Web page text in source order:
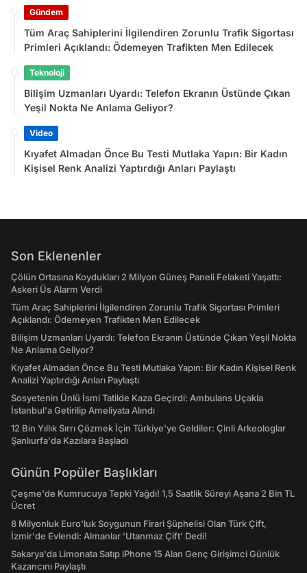
Gündem
Tüm Araç Sahiplerini İlgilendiren Zorunlu Trafik Sigortası
Primleri Açıklandı: Ödemeyen Trafikten Men Edilecek
Teknoloji
Bilişim Uzmanları Uyardı: Telefon Ekranın Üstünde Çıkan
Yeşil Nokta Ne Anlama Geliyor?
Video
Kıyafet Almadan Önce Bu Testi Mutlaka Yapın: Bir Kadın
Kişisel Renk Analizi Yaptırdığı Anları Paylaştı
Son Eklenenler
Çölün Ortasına Koydukları 2 Milyon Güneş Paneli Felaketi Yaşattı:
Askeri Üs Alarm Verdi
Tüm Araç Sahiplerini İlgilendiren Zorunlu Trafik Sigortası Primleri
Açıklandı: Ödemeyen Trafikten Men Edilecek
Bilişim Uzmanları Uyardı: Telefon Ekranın Üstünde Çıkan Yeşil Nokta
Ne Anlama Geliyor?
Kıyafet Almadan Önce Bu Testi Mutlaka Yapın: Bir Kadın Kişisel Renk
Analizi Yaptırdığı Anları Paylaştı
Sosyetenin Ünlü İsmi Tatilde Kaza Geçirdi: Ambulans Uçakla
İstanbul'a Getirilip Ameliyata Alındı
12 Bin Yıllık Sırrı Çözmek İçin Türkiye'ye Geldiler: Çinli Arkeologlar
Şanlıurfa'da Kazılara Başladı
Günün Popüler Başlıkları
Çeşme'de Kumrucuya Tepki Yağdı! 1,5 Saatlik Süreyi Aşana 2 Bin TL
Ücret
8 Milyonluk Euro'luk Soygunun Firari Şüphelisi Olan Türk Çift,
İzmir'de Evlendi: Almanlar 'Utanmaz Çift' Dedi!
Sakarya'da Limonata Satıp iPhone 15 Alan Genç Girişimci Günlük
Kazancını Paylaştı